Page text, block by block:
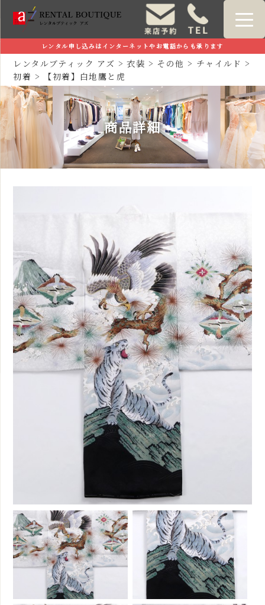
レンタル申し込みはインターネットやお電話からも承ります
レンタルブティック アズ >衣装 > その他 > チャイルド >
初着 > 【初着】白地鷹と虎
商品詳細